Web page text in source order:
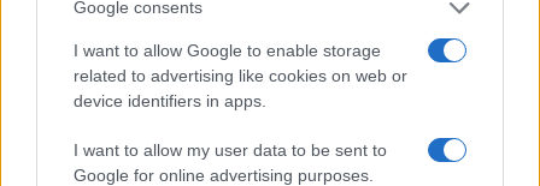
Google consents
I want to allow Google to enable storage
related to advertising like cookies on web or
device identifiers in apps.
I want to allow my user data to be sent to
Google for online advertising purposes.
Articolo in aggiornamento
#RUSSIA #UCRAINA
47